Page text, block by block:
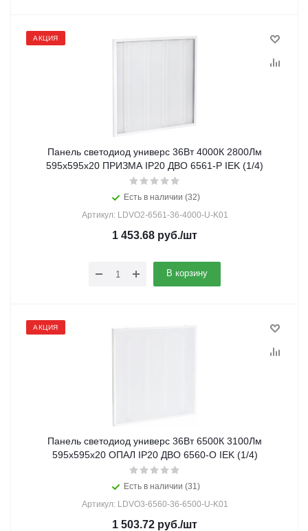
АКЦИЯ
Панель светодиод универс 36Вт 4000К 2800Лм
595х595х20 ПРИЗМА IP20 ДВО 6561-Р IEK (1/4)
Есть в наличии (32)
Артикул: LDVO2-6561-36-4000-U-K01
1 453.68 руб./шт
В корзину
АКЦИЯ
Панель светодиод универс 36Вт 6500К 3100Лм
595х595х20 ОПАЛ IP20 ДВО 6560-O IEK (1/4)
Есть в наличии (31)
Артикул: LDVO3-6560-36-6500-U-K01
1 503.72 руб./шт